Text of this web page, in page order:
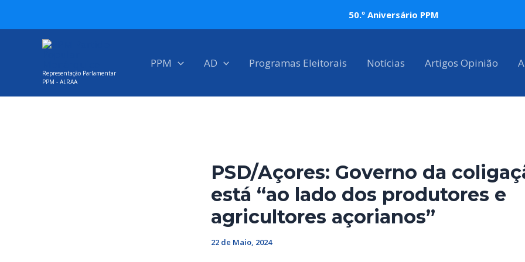
50.º Aniversário PPM
Representação Parlamentar
PPM - ALRAA
PPM AD Programas Eleitorais Notícias Artigos Opinião
PSD/Açores: Governo da
está “ao lado dos produtores e
agricultores açorianos”
22 de Maio, 2024